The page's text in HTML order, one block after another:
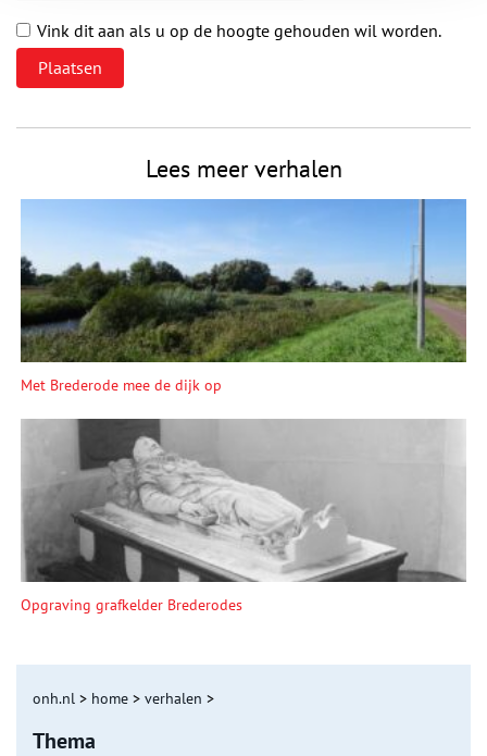
Vink dit aan als u op de hoogte gehouden wil worden.
Lees meer verhalen
Met Brederode mee de dijk op
Opgraving grafkelder Brederodes
onh.nl > home > verhalen >
Thema